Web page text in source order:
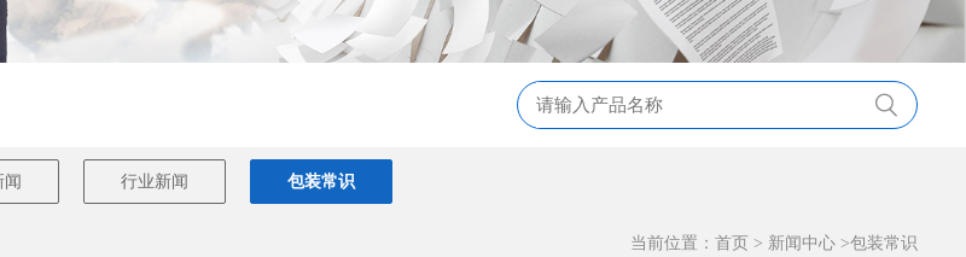
闻 行业新闻 包装常识
当前位置： 首页 > 新闻中心>包装常识